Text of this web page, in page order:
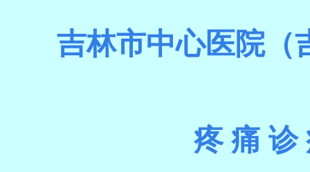
吉林市中心医院（
疼 痛 诊